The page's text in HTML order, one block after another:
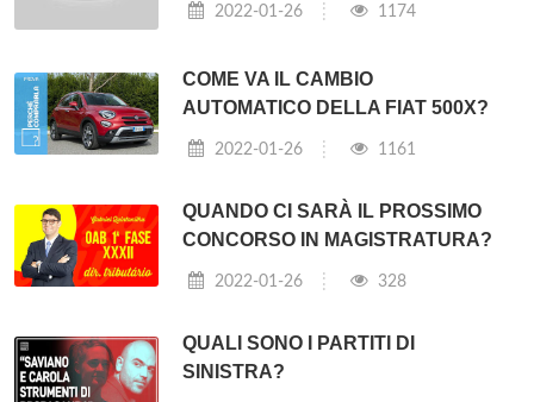
2022-01-26 1174
COME VA IL CAMBIO
AUTOMATICO DELLA FIAT 500X?
2022-01-26 1161
QUANDO CI SARÀ IL PROSSIMO
CONCORSO IN MAGISTRATURA?
2022-01-26 328
QUALI SONO I PARTITI DI
SINISTRA?